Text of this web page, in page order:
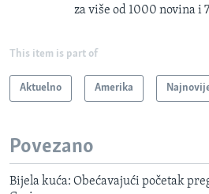
za više od 1000 novina i
This item is part of
Aktuelno Amerika
Povezano
Bijela kuća: Obećavajući početak